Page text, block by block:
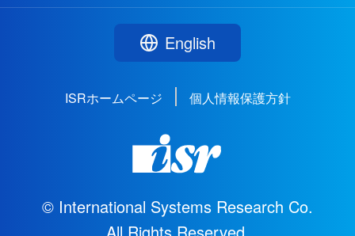
English
ISRホームページ 個人情報保護方針
© International Systems Research Co.